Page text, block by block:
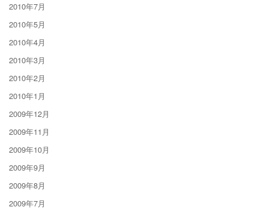
2010年7月
2010年5月
2010年4月
2010年3月
2010年2月
2010年1月
2009年12月
2009年11月
2009年10月
2009年9月
2009年8月
2009年7月